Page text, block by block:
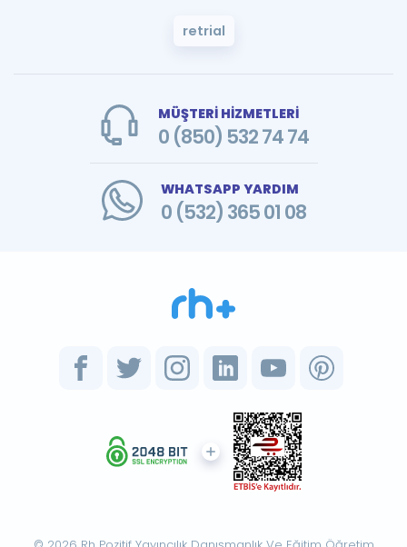
retrial
MÜŞTERİ HİZMETLERİ
0 (850) 532 74 74
WHATSAPP YARDIM
0 (532) 365 01 08